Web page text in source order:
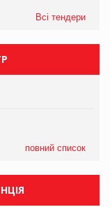
Всі тендери
повний список